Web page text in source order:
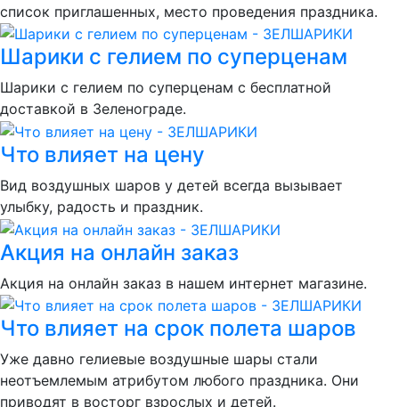
список приглашенных, место проведения праздника.
Шарики с гелием по суперценам
Шарики с гелием по суперценам с бесплатной
доставкой в Зеленограде.
Что влияет на цену
Вид воздушных шаров у детей всегда вызывает
улыбку, радость и праздник.
Акция на онлайн заказ
Акция на онлайн заказ в нашем интернет магазине.
Что влияет на срок полета шаров
Уже давно гелиевые воздушные шары стали
неотъемлемым атрибутом любого праздника. Они
приводят в восторг взрослых и детей.